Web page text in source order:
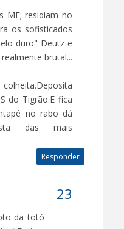
MF; residiam no
os sofisticados
duro" Deutz e
brutal...
do Tigrão.E fica
no rabo dá
das mais
Responder
da totó